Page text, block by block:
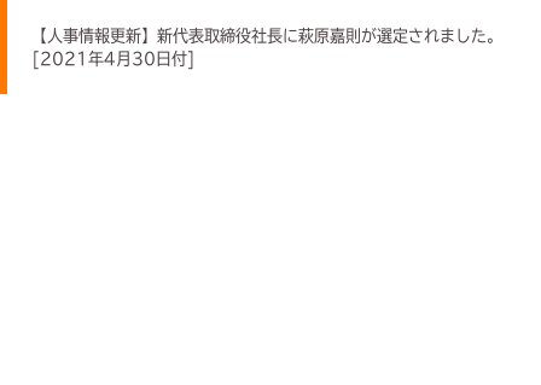
【人事情報更新】新代表取締役社長に萩原嘉則が選定されました。
[2021年4月30日付]